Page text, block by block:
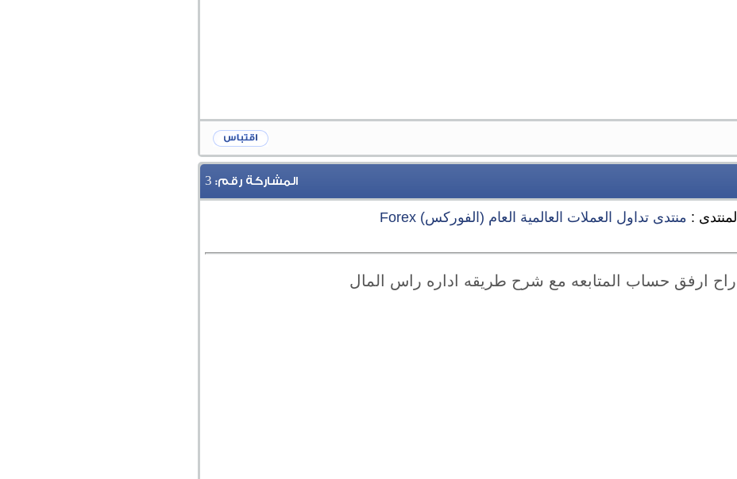
المشاركة رقم: 3
المنتدى : منتدى تداول العملات العالمية العام (الفوركس) Forex
راح ارفق حساب المتابعه مع شرح طريقه اداره راس المال